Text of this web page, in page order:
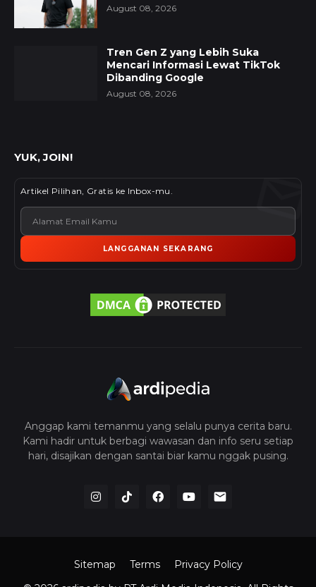
August 08, 2026
Tren Gen Z yang Lebih Suka
Mencari Informasi Lewat TikTok
Dibanding Google
August 08, 2026
YUK, JOIN!
Artikel Pilihan, Gratis ke Inbox-mu.
LANGGANAN SEKARANG
Anggap kami temanmu yang selalu punya cerita baru.
Kami hadir untuk berbagi wawasan dan info seru setiap
hari, disajikan dengan santai biar kamu nggak pusing.
Sitemap Terms Privacy Policy